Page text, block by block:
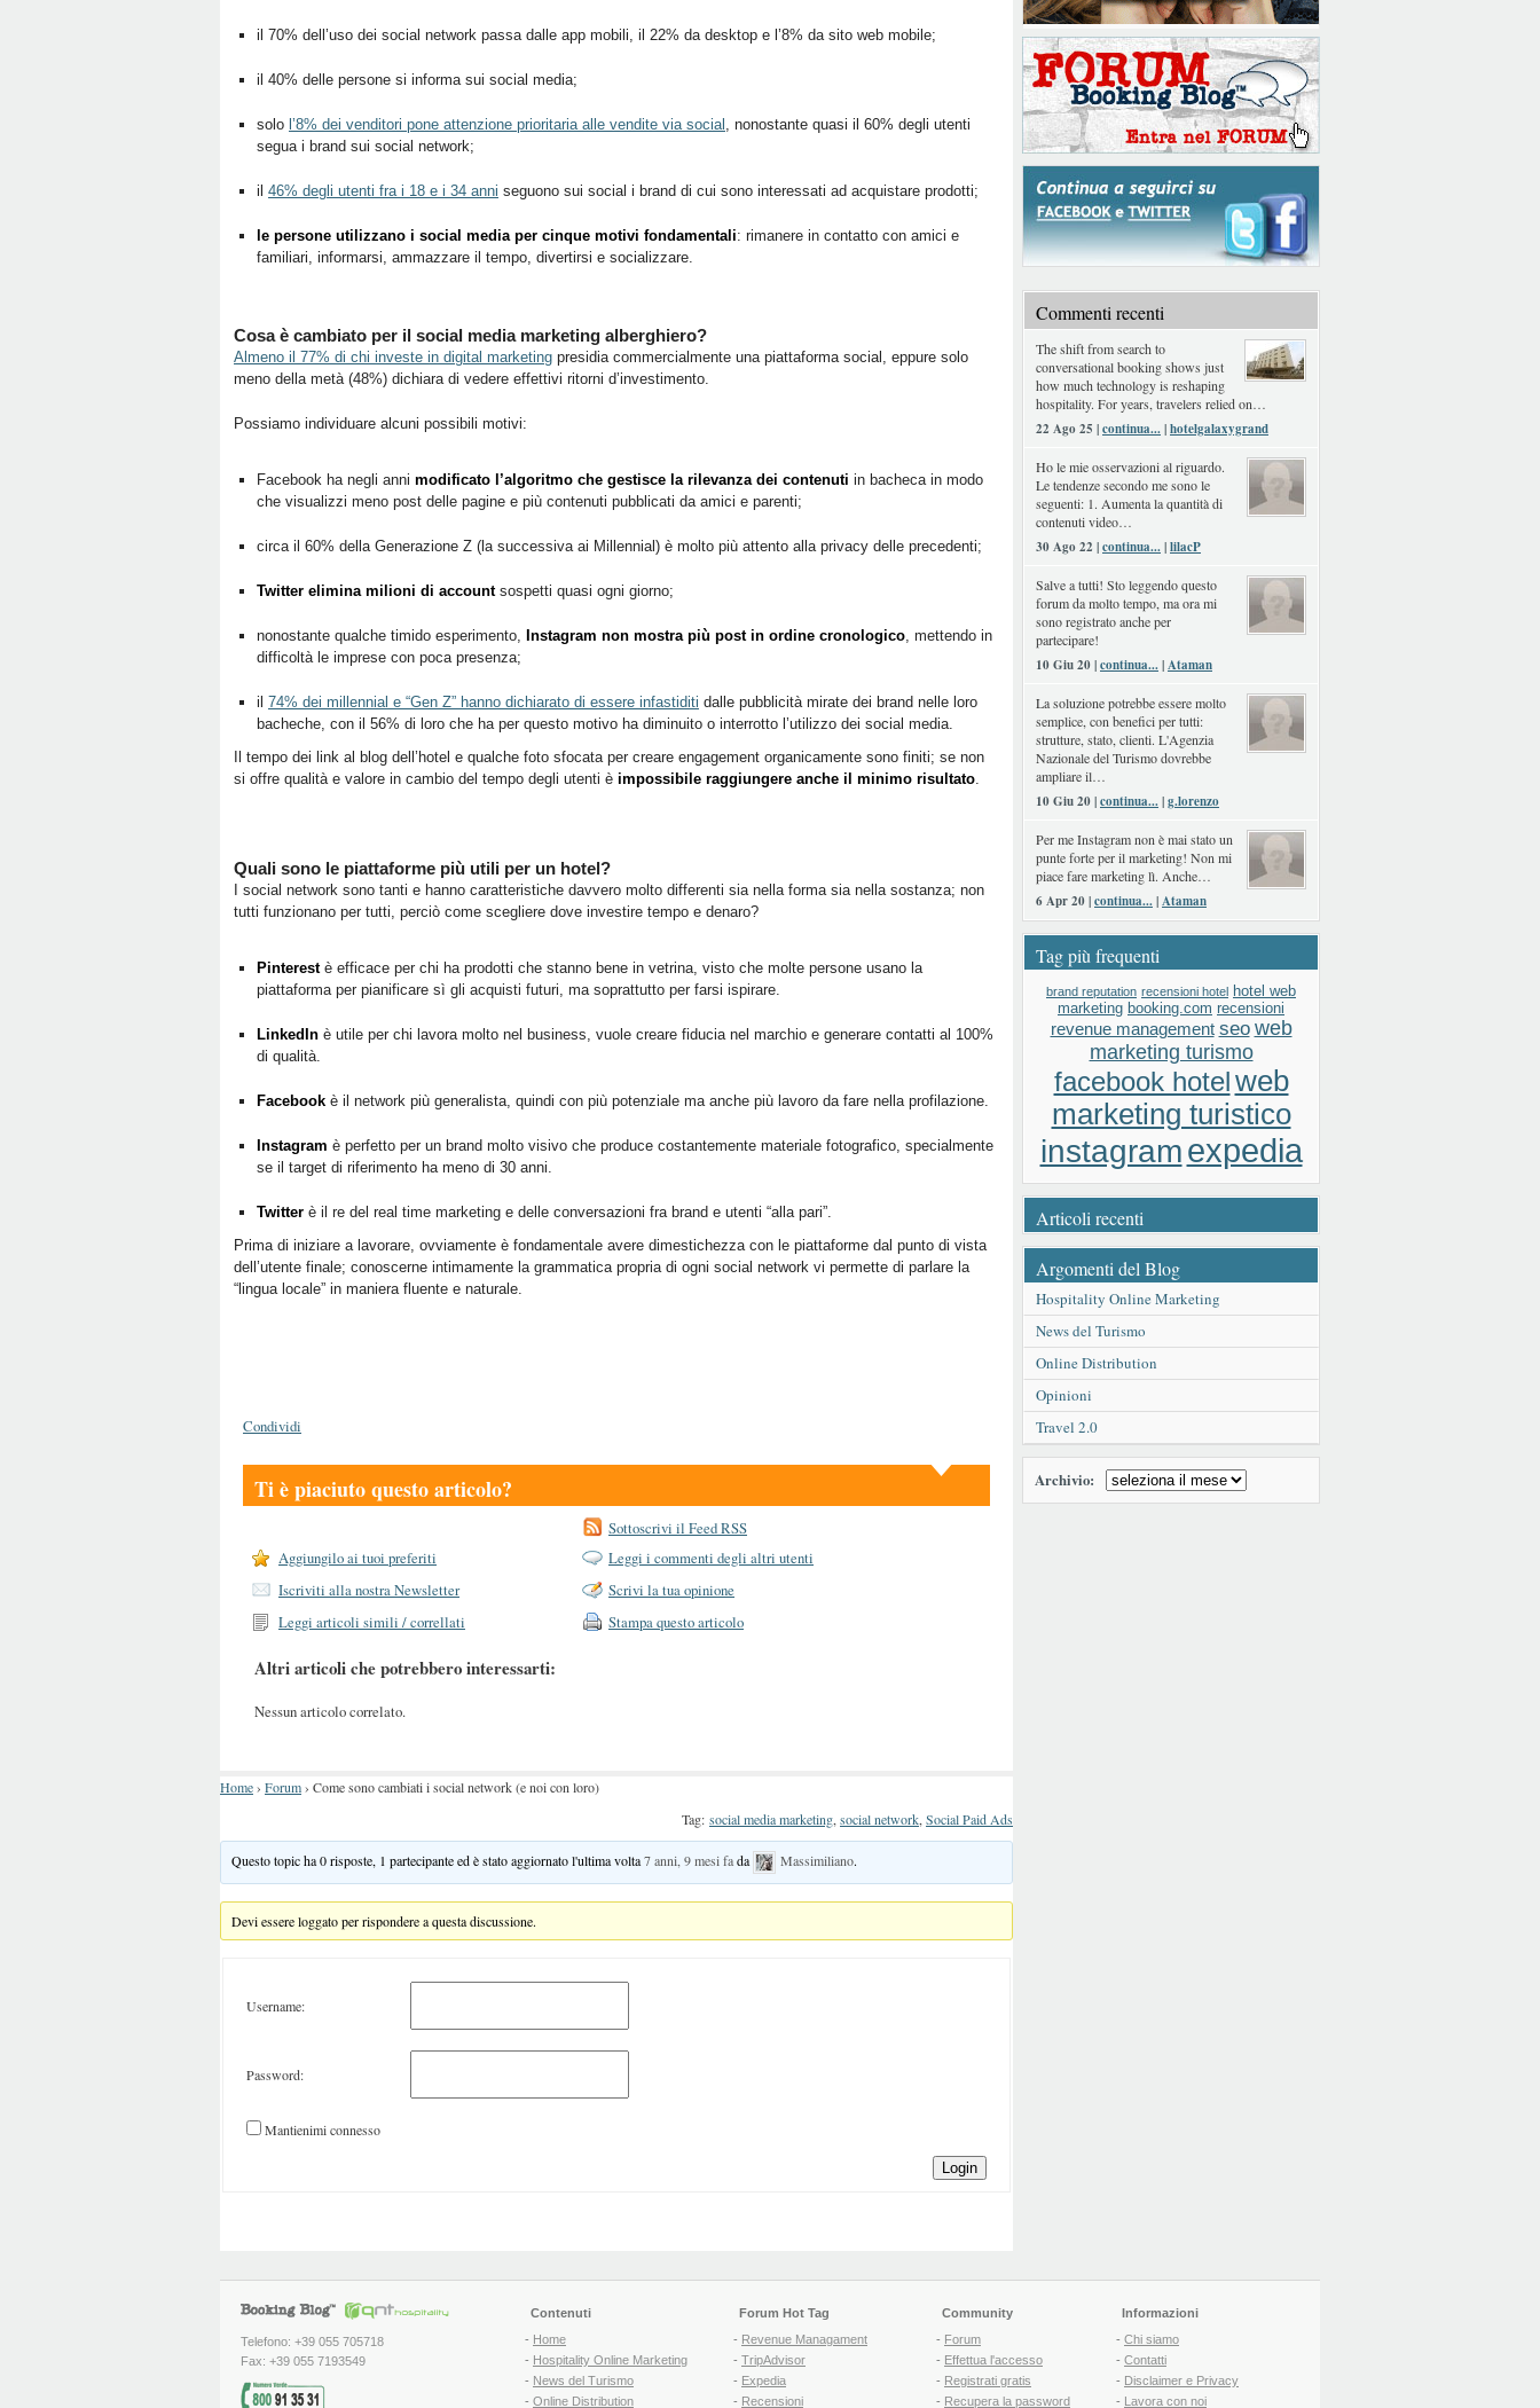
il 70% dell’uso dei social network passa dalle app mobili, il 22% da desktop e l’8% da sito web mobile;
il 40% delle persone si informa sui social media;
solo l’8% dei venditori pone attenzione prioritaria alle vendite via social , nonostante quasi il 60% degli utenti
segua i brand sui social network;
il 46% degli utenti fra i 18 e i 34 anni seguono sui social i brand di cui sono interessati ad acquistare prodotti;
le persone utilizzano i social media per cinque motivi fondamentali: rimanere in contatto con amici e
familiari, informarsi, ammazzare il tempo, divertirsi e socializzare.
Cosa è cambiato per il social media marketing alberghiero?
Almeno il 77% di chi investe in digital marketing presidia commercialmente una piattaforma social, eppure solo
meno della metà (48%) dichiara di vedere effettivi ritorni d’investimento.
Possiamo individuare alcuni possibili motivi:
Facebook ha negli anni modificato l’algoritmo che gestisce la rilevanza dei contenuti in bacheca in modo
che visualizzi meno post delle pagine e più contenuti pubblicati da amici e parenti;
circa il 60% della Generazione Z (la successiva ai Millennial) è molto più attento alla privacy delle precedenti;
Twitter elimina milioni di accountsospetti quasi ogni giorno;
nonostante qualche timido esperimento, Instagram non mostra più post in ordine cronologico, mettendo in
difficoltà le imprese con poca presenza;
il 74% dei millennial e “Gen Z” hanno dichiarato di essere infastiditi dalle pubblicità mirate dei brand nelle loro
bacheche, con il 56% di loro che ha per questo motivo ha diminuito o interrotto l’utilizzo dei social media.
Il tempo dei link al blog dell’hotel e qualche foto sfocata per creare engagement organicamente sono finiti; se non
si offre qualità e valore in cambio del tempo degli utenti è impossibile raggiungere anche il minimo risultato.
Quali sono le piattaforme più utili per un hotel?
I social network sono tanti e hanno caratteristiche davvero molto differenti sia nella forma sia nella sostanza; non
tutti funzionano per tutti, perciò come scegliere dove investire tempo e denaro?
Pinterestè efficace per chi ha prodotti che stanno bene in vetrina, visto che molte persone usano la
piattaforma per pianificare sì gli acquisti futuri, ma soprattutto per farsi ispirare.
LinkedIn è utile per chi lavora molto nel business, vuole creare fiducia nel marchio e generare contatti al 100%
di qualità.
Facebook è il network più generalista, quindi con più potenziale ma anche più lavoro da fare nella profilazione.
Instagram è perfetto per un brand molto visivo che produce costantemente materiale fotografico, specialmente
se il target di riferimento ha meno di 30 anni.
Twitter è il re del real time marketing e delle conversazioni fra brand e utenti “alla pari”.
Prima di iniziare a lavorare, ovviamente è fondamentale avere dimestichezza con le piattaforme dal punto di vista
dell’utente finale; conoscerne intimamente la grammatica propria di ogni social network vi permette di parlare la
“lingua locale” in maniera fluente e naturale.
Condividi
Ti è piaciuto questo articolo?
Sottoscrivi il Feed RSS
Aggiungilo ai tuoi preferiti
Leggi i commenti degli altri utenti
Iscriviti alla nostra Newsletter
Scrivi la tua opinione
Leggi articoli simili / correllati
Stampa questo articolo
Altri articoli che potrebbero interessarti:
Nessun articolo correlato.
Home› Forum› Come sono cambiati i social network (e noi con loro)
Tag: social media marketing, social network, Social Paid Ads
Questo topic ha 0 risposte, 1 partecipante ed è stato aggiornato l'ultima volta7 anni, 9 mesi fada Massimiliano.
Devi essere loggato per rispondere a questa discussione.
Username:
Password:
Mantienimi connesso
Login
Commenti recenti
The shift from search to
conversational booking shows just
how much technology is reshaping
hospitality. For years, travelers relied on…
22 Ago 25 |continua...|hotelgalaxygrand
Ho le mie osservazioni al riguardo.
Le tendenze secondo me sono le
seguenti: 1. Aumenta la quantità di
contenuti video…
30 Ago 22 |continua...|lilacP
Salve a tutti! Sto leggendo questo
forum da molto tempo, ma ora mi
sono registrato anche per
partecipare!
10 Giu 20 |continua...|Ataman
La soluzione potrebbe essere molto
semplice, con benefici per tutti:
strutture, stato, clienti. L'Agenzia
Nazionale del Turismo dovrebbe
ampliare il…
10 Giu 20 |continua...|g.lorenzo
Per me Instagram non è mai stato un
punte forte per il marketing! Non mi
piace fare marketing lì. Anche…
6 Apr 20 |continua...|Ataman
Tag più frequenti
brand reputation recensioni hotel hotel web
marketing booking.com recensioni
revenue management seo web
marketing turismo
facebook hotelweb
marketing turistico
instagramexpedia
Articoli recenti
Argomenti del Blog
Hospitality Online Marketing
News del Turismo
Online Distribution
Opinioni
Travel 2.0
Archivio:
Telefono: +39 055 705718
Fax: +39 055 7193549
Contenuti
- Home
- Hospitality Online Marketing
- News del Turismo
- Online Distribution
Forum Hot Tag
- Revenue Managament
- TripAdvisor
- Expedia
- Recensioni
Community
- Forum
- Effettua l'accesso
- Registrati gratis
- Recupera la password
Informazioni
- Chi siamo
- Contatti
- Disclaimer e Privacy
- Lavora con noi